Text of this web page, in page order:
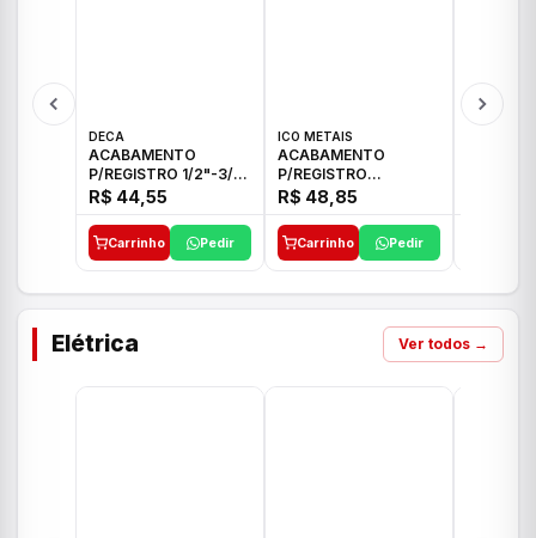
DECA
ACABAMENTO
P/REGISTRO 1/2"-3/4"
E 1"C21.PQ DECA
R$ 44,55
Carrinho Pedir
ICO METAIS
ACABAMENTO
P/REGISTRO
1/2"-3/4"-1" ACB M
CS 33 ICO
R$ 48,85
Carrinho Pedir
Elétrica Ver todos →